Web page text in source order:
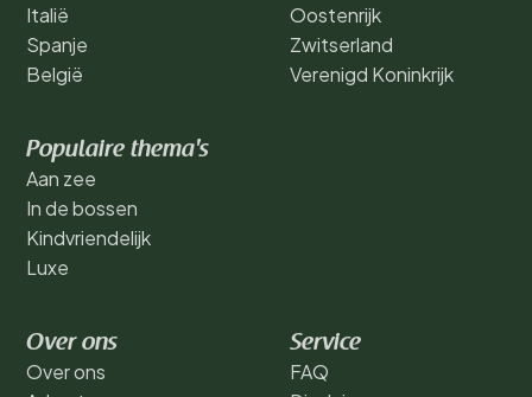
Italië
Spanje
België
Oostenrijk
Zwitserland
Verenigd Koninkrijk
Populaire thema's
Aan zee
In de bossen
Kindvriendelijk
Luxe
Over ons
Over ons
Service
FAQ